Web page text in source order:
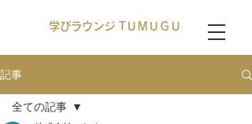
学びラウンジ TＵＭＵＧＵ
記事
全ての記事